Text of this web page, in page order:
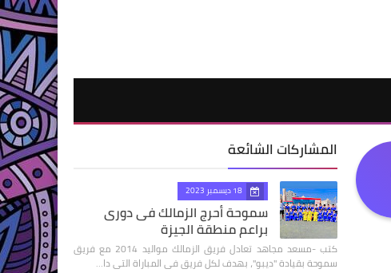
المشاركات الشائعة
18 ديسمبر 2023
سموحة أحرج الزمالك فى دورى
براعم منطقة الجيزة
كتب -مسعد مجاهد تعادل فريق الزمالك مواليد 2014 مع فريق
سموحة بقيادة "ديبو"، بهدف لكل فريق فى المباراة التى دا…